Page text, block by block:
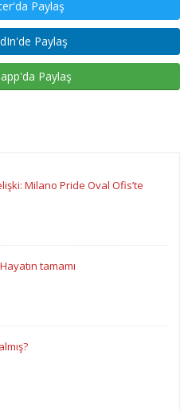
Paylaş
Paylaş
Paylaş
Milano Pride Oval Ofis’te
tamamı